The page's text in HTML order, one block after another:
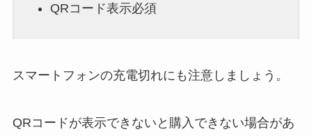
QRコード表示必須
スマートフォンの充電切れにも注意しましょう。
QRコードが表示できないと購入できない場合があ